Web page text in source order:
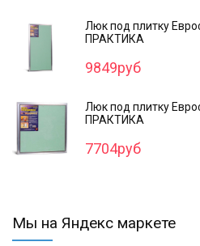
Люк под плитку
ПРАКТИКА
9849руб
Люк под плитку
ПРАКТИКА
7704руб
Мы на Яндекс маркете